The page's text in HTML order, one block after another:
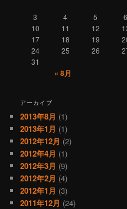
3
4 5 6
10
11 12
17
18 19
24
25 26
31
« 8月
アーカイブ
2013年8月 (1)
2013年1月 (1)
2012年12月 (2)
2012年4月 (1)
2012年3月 (9)
2012年2月 (4)
2012年1月 (3)
2011年12月 (24)